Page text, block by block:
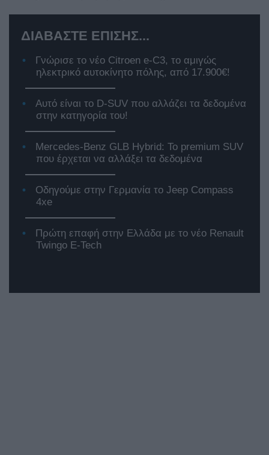
ΔΙΑΒΑΣΤΕ ΕΠΙΣΗΣ...
Γνώρισε το νέο Citroen e-C3, το αμιγώς
ηλεκτρικό αυτοκίνητο πόλης, από 17.900€!
Αυτό είναι το D-SUV που αλλάζει τα δεδομένα
στην κατηγορία του!
Mercedes-Benz GLB Hybrid: Το premium SUV
που έρχεται να αλλάξει τα δεδομένα
Οδηγούμε στην Γερμανία το Jeep Compass
4xe
Πρώτη επαφή στην Ελλάδα με το νέο Renault
Twingo E-Tech